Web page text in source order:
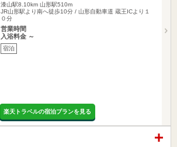
漆山駅8.10km 山形駅510m
JR山形駅より南へ徒歩10分 / 山形自動車道 蔵王ICより１
０分
営業時間
入浴料金 ～
宿泊
楽天トラベルの宿泊プランを見る